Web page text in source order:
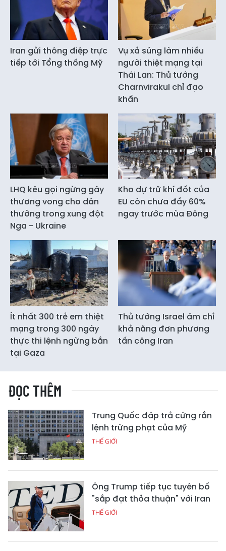
Iran gửi thông điệp trực
tiếp tới Tổng thống Mỹ
Vụ xả súng làm nhiều
người thiệt mạng tại
Thái Lan: Thủ tướng
Charnvirakul chỉ đạo
khẩn
LHQ kêu gọi ngừng gây
thương vong cho dân
thường trong xung đột
Nga - Ukraine
Kho dự trữ khí đốt của
EU còn chưa đầy 60%
ngay trước mùa Đông
Ít nhất 300 trẻ em thiệt
mạng trong 300 ngày
thực thi lệnh ngừng bắn
tại Gaza
Thủ tướng Israel ám chỉ
khả năng đơn phương
tấn công Iran
ĐỌC THÊM
Trung Quốc đáp trả cứng rắn
lệnh trừng phạt của Mỹ
THẾ GIỚI
Ông Trump tiếp tục tuyên bố
"sắp đạt thỏa thuận" với Iran
THẾ GIỚI